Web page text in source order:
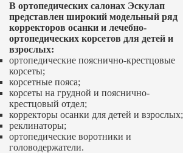
В ортопедических салонах Эскулап
представлен широкий модельный ряд
корректоров осанки и лечебно-
ортопедических корсетов для детей и
взрослых:
ортопедические пояснично-крестцовые
корсеты;
корсетные пояса;
корсеты на грудной и пояснично-
крестцовый отдел;
корректоры осанки для детей и взрослых;
реклинаторы;
ортопедические воротники и
головодержатели.